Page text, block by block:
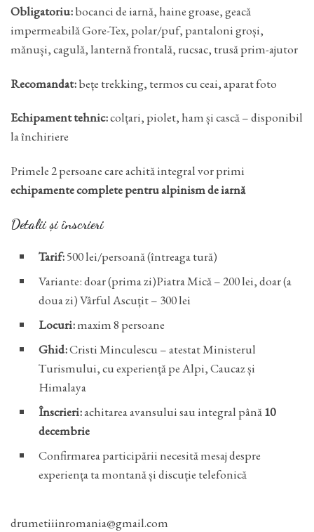
Obligatoriu:bocanci de iarnă, haine groase, geacă
impermeabilă Gore-Tex, polar/puf, pantaloni groși,
mănuși, cagulă, lanternă frontală, rucsac, trusă prim-ajutor
Recomandat:bețe trekking, termos cu ceai, aparat foto
Echipament tehnic:colțari, piolet, ham și cască – disponibil
la închiriere
Primele 2 persoane care achită integral vor primi
echipamente complete pentru alpinism de iarnă
Detalii și înscrieri
Tarif:500 lei/persoană (întreaga tură)
Variante: doar (prima zi)Piatra Mică – 200 lei, doar (a
doua zi) Vârful Ascuțit – 300 lei
Locuri:maxim 8 persoane
Ghid:Cristi Minculescu – atestat Ministerul
Turismului, cu experiență pe Alpi, Caucaz și
Himalaya
Înscrieri:achitarea avansului sau integral până10
decembrie
Confirmarea participării necesită mesaj despre
experiența ta montană și discuție telefonică
drumetiiinromania@gmail.com